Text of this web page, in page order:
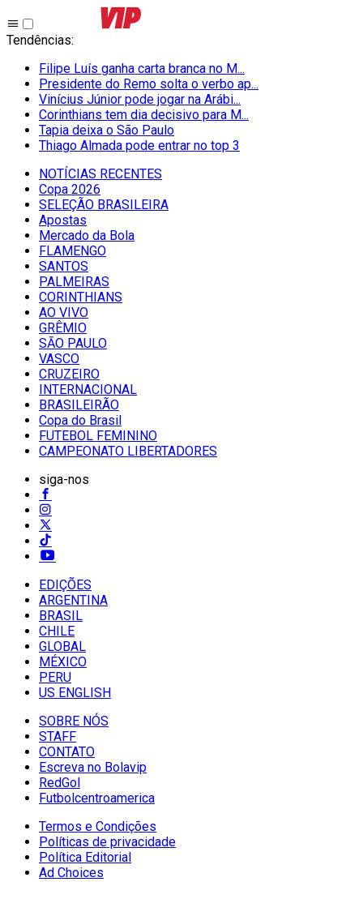
Tendências:
Filipe Luís ganha carta branca no M...
Presidente do Remo solta o verbo ap...
Vinícius Júnior pode jogar na Arábi...
Corinthians tem dia decisivo para M...
Tapia deixa o São Paulo
Thiago Almada pode entrar no top 3
NOTÍCIAS RECENTES
Copa 2026
SELEÇÃO BRASILEIRA
Apostas
Mercado da Bola
FLAMENGO
SANTOS
PALMEIRAS
CORINTHIANS
AO VIVO
GRÊMIO
SĀO PAULO
VASCO
CRUZEIRO
INTERNACIONAL
BRASILEIRÃO
Copa do Brasil
FUTEBOL FEMININO
CAMPEONATO LIBERTADORES
siga-nos
EDIÇÕES
ARGENTINA
BRASIL
CHILE
GLOBAL
MÉXICO
PERU
US ENGLISH
SOBRE NÓS
STAFF
CONTATO
Escreva no Bolavip
RedGol
Futbolcentroamerica
Termos e Condições
Políticas de privacidade
Política Editorial
Ad Choices